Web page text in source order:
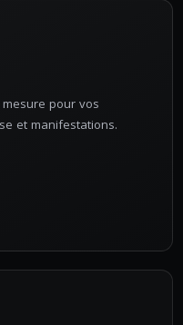
pour vos
et manifestations.